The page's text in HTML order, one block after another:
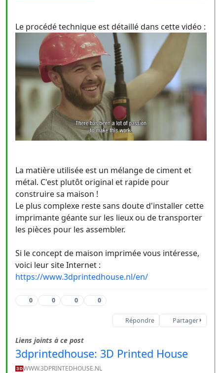
Le procédé technique est détaillé dans cette vidéo :
La matière utilisée est un mélange de ciment et
métal. C'est plutôt original et rapide pour
construire sa maison !
Le plus complexe reste sans doute d'installer cette
imprimante géante sur les lieux ou de transporter
les pièces pour les assembler.
Si le concept de maison imprimée vous intéresse,
voici leur site Internet :
https://www.3dprintedhouse.nl/en/
0 0 0 0
Répondre Partager
Liens joints à ce post
3dprintedhouse: 3D Printed House
WWW.3DPRINTEDHOUSE.NL